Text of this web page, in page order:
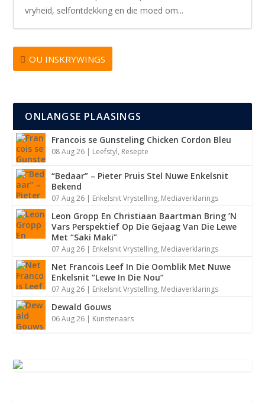
vryheid, selfontdekking en die moed om...
OU INSKRYWINGS
ONLANGSE PLAASINGS
Francois se Gunsteling Chicken Cordon Bleu
08 Aug 26 | Leefstyl, Resepte
“Bedaar” – Pieter Pruis Stel Nuwe Enkelsnit
Bekend
07 Aug 26 | Enkelsnit Vrystelling, Mediaverklarings
Leon Gropp En Christiaan Baartman Bring ’N
Vars Perspektief Op Die Gejaag Van Die Lewe
Met “Saki Maki”
07 Aug 26 | Enkelsnit Vrystelling, Mediaverklarings
Net Francois Leef In Die Oomblik Met Nuwe
Enkelsnit “Lewe In Die Nou”
07 Aug 26 | Enkelsnit Vrystelling, Mediaverklarings
Dewald Gouws
06 Aug 26 | Kunstenaars